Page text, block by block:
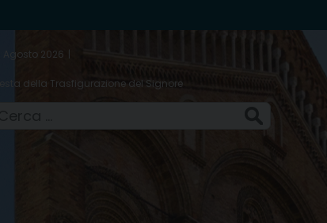
6 Agosto 2026
Festa della Trasfigurazione del Signore
per: